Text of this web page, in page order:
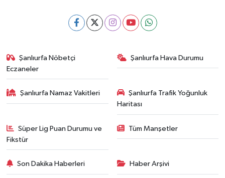
Şanlıurfa Nöbetçi
Eczaneler
Şanlıurfa Hava Durumu
Şanlıurfa Namaz Vakitleri
Şanlıurfa Trafik Yoğunluk
Haritası
Süper Lig Puan Durumu ve
Fikstür
Tüm Manşetler
Son Dakika Haberleri Haber Arşivi